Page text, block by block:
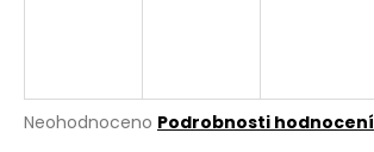
Průměrné
Neohodnoceno Podrobnosti hodnocení
í
t